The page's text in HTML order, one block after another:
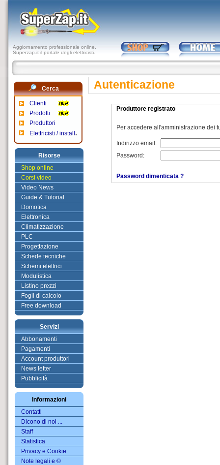
Aggiornamento professionale online.
Superzap.it il portale degli elettricisti.
Cerca
Clienti
Prodotti
Produttori
Elettricisti / install .
Risorse
Shop online
Corsi video
Video News
Guide & Tutorial
Domotica
Elettronica
Climatizzazione
PLC
Progettazione
Schede tecniche
Schemi elettrici
Modulistica
Listino prezzi
Fogli di calcolo
Free download
Servizi
Abbonamenti
Pagamenti
Account produttori
News letter
Pubblicità
Informazioni
Contatti
Dicono di noi ...
Staff
Statistica
Privacy e Cookie
Note legali e ©
Autenticazione
Produttore registrato
Per accedere all'amministrazione dei
Indirizzo email:
Password:
Password dimenticata ?